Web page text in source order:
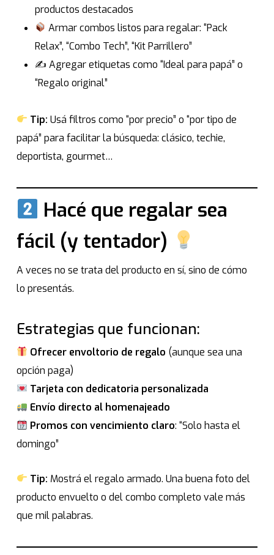
productos destacados
Armar combos listos para regalar: “Pack
Relax”, “Combo Tech”, “Kit Parrillero”
✍️ Agregar etiquetas como “Ideal para papá” o
“Regalo original”
Tip: Usá filtros como “por precio” o “por tipo de
papá” para facilitar la búsqueda: clásico, techie,
deportista, gourmet…
Hacé que regalar sea
fácil (y tentador)
A veces no se trata del producto en sí, sino de cómo
lo presentás.
Estrategias que funcionan:
Ofrecer envoltorio de regalo (aunque sea una
opción paga)
Tarjeta con dedicatoria personalizada
Envío directo al homenajeado
Promos con vencimiento claro: “Solo hasta el
domingo”
Tip: Mostrá el regalo armado. Una buena foto del
producto envuelto o del combo completo vale más
que mil palabras.